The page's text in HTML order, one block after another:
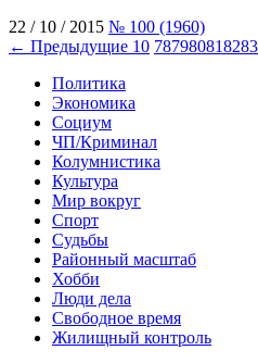
22 / 10 / 2015 № 100 (1960)
← Предыдущие 10 787980818283
Политика
Экономика
Социум
ЧП/Криминал
Колумнистика
Культура
Мир вокруг
Спорт
Судьбы
Районный масштаб
Хобби
Люди дела
Свободное время
Жилищный контроль